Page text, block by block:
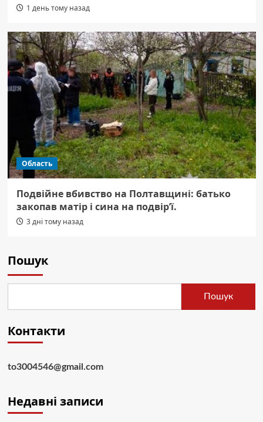
1 день тому назад
Область
Подвійне вбивство на Полтавщині: батько
закопав матір і сина на подвір’ї.
3 дні тому назад
Пошук
Пошук
Контакти
to3004546@gmail.com
Недавні записи